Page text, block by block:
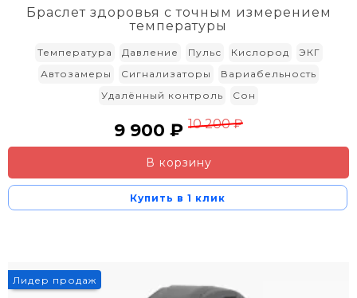
Браслет здоровья с точным измерением
температуры
Температура Давление Пульс Кислород
ЭКГ
Автозамеры
Сигнализаторы
Вариабельность
Удалённый контроль
Сон
9 900 ₽ 10 200 ₽
В корзину
Купить в 1 клик
Лидер продаж